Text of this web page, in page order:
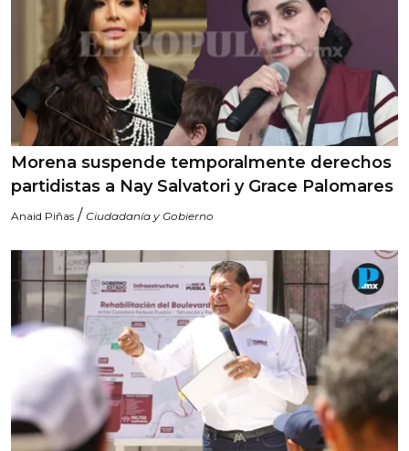
Morena suspende temporalmente derechos
partidistas a Nay Salvatori y Grace Palomares
Anaid Piñas / Ciudadanía y Gobierno